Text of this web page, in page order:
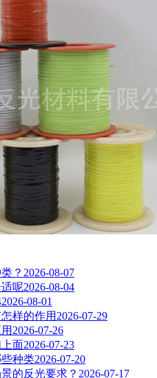
？ 2026-08-07
呢2026-08-04
2026-08-01
样的作用 2026-07-29
2026-07-26
面2026-07-23
种类2026-07-20
的反光要求？ 2026-07-17